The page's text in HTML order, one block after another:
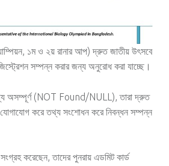
১ম ও ২য় রানার আপ) দ্রুত জাতীয় উৎসবে
সম্পন্ন করার জন্য অনুরোধ করা যাচ্ছে।
অসম্পূর্ণ (NOT Found/NULL), তারা দ্রুত
করে তথ্য সংশোধন করে নিবন্ধন সম্পন্ন
করেছেন, তাদের পুনরায় এডমিট কার্ড